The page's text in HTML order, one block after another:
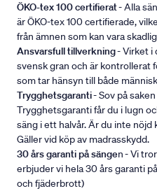
ÖKO-tex 100 certifierat- Alla
är ÖKO-tex 100 certifierade,
från ämnen som kan vara
Ansvarsfull tillverkning- Virket i
svensk gran och är kontrollerat
som tar hänsyn till både
Trygghetsgaranti- Sov på
Trygghetsgaranti får du i lugn
säng i ett halvår. Är du inte nöjd
Gäller vid köp av madrasskydd.
30 års garanti på sängen - Vi
erbjuder vi hela 30 års garanti
och fjäderbrott)